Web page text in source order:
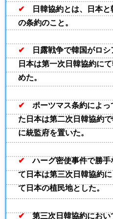
✔ 日韓協約とは、日本と
の条約のこと。
✔ 日露戦争で韓国がロシ
日本は第一次日韓協約に
めた。
✔ ポーツマス条約によっ
た日本は第二次日韓協約
に統監府を置いた。
✔ ハーグ密使事件で勝手
て日本は第三次日韓協約
て日本の植民地とした。
✔第三次日韓協約におい